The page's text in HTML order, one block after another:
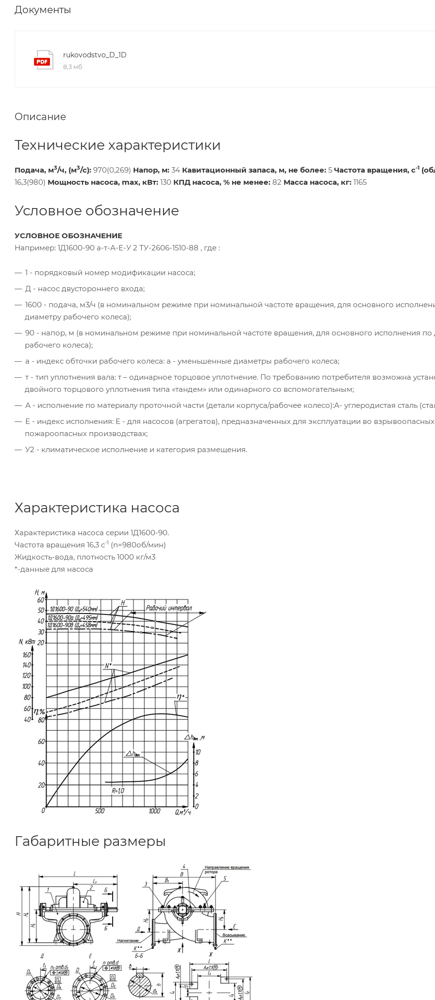
Документы
rukovodstvo_D_1D
8,3 мб
Описание
Технические характеристики
Подача, м3/ч, (м3/с): 970(0,269) Напор, м: 34 Кавитационный запаса, м, не более: 5 Частота вращения, с-1
16,3(980) Мощность насоса, max, кВт: 130 КПД насоса, % не менее: 82 Масса насоса, кг: 1165
Условное обозначение
УСЛОВНОЕ ОБОЗНАЧЕНИЕ
Например: 1Д1600-90 а-т-А-Е-У 2 ТУ-2606-1510-88 , где :
1 - порядковый номер модификации насоса;
Д - насос двустороннего входа;
1600 - подача, м3/ч (в номинальном режиме при номинальной частоте вращения, для основного
диаметру рабочего колеса);
90 - напор, м (в номинальном режиме при номинальной частоте вращения, для основного исполнения по
рабочего колеса);
а - индекс обточки рабочего колеса: а - уменьшенные диаметры рабочего колеса;
т - тип уплотнения вала: т – одинарное торцовое уплотнение. По требованию потребителя возможна
двойного торцового уплотнения типа «тандем» или одинарного со вспомогательным;
А - исполнение по материалу проточной части (детали корпуса/рабочее колесо):А- углеродистая сталь
Е - индекс исполнения: Е - для насосов (агрегатов), предназначенных для эксплуатации во
пожароопасных производствах;
У2 - климатическое исполнение и категория размещения.
Характеристика насоса
Характеристика насоса серии 1Д1600-90.
Частота вращения 16,3 с-1 (n=980об/мин)
Жидкость-вода, плотность 1000 кг/м3
*-данные для насоса
Габаритные размеры